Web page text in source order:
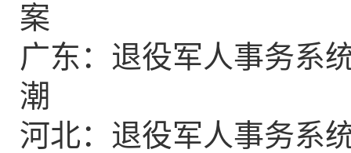
案
广东：退役军人事务系
潮
河北：退役军人事务系